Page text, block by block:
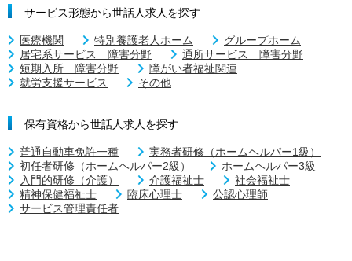
サービス形態から世話人求人を探す
医療機関 特別養護老人ホーム
グループホーム
居宅系サービス 障害分野
通所サービス 障害分野
短期入所 障害分野
障がい者福祉関連
就労支援サービス
その他
保有資格から世話人求人を探す
普通自動車免許一種
実務者研修（ホームヘルパー1級）
初任者研修（ホームヘルパー2級）
ホームヘルパー3級
入門的研修（介護）
介護福祉士
社会福祉士
精神保健福祉士
臨床心理士
公認心理師
サービス管理責任者